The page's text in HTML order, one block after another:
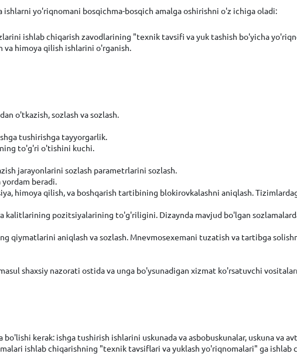
yo'riqnomani bosqichma-bosqich amalga oshirishni o'z ichiga oladi:
ishlab chiqarish zavodlarining "texnik tavsifi va yuk tashish bo'yicha
va himoya qilish ishlarini o'rganish.
o'tkazish, sozlash va sozlash.
tushirishga tayyorgarlik.
to'g'ri o'tishini kuchi.
jarayonlarini sozlash parametrlarini sozlash.
beradi.
himoya qilish, va boshqarish tartibining blokirovkalashni aniqlash.
kalitlarining pozitsiyalarining to'g'riligini. Dizaynda mavjud bo'lgan
qiymatlarini aniqlash va sozlash. Mnevmosexemani tuzatish va tartibga
shaxsiy nazorati ostida va unga bo'ysunadigan xizmat ko'rsatuvchi
kerak: ishga tushirish ishlarini uskunada va asbobuskunalar, uskuna va
ishlab chiqarishning "texnik tavsiflari va yuklash yo'riqnomalari" ga ishlab